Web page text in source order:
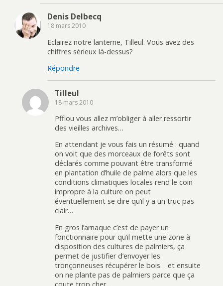
Denis Delbecq
18 mars 2010
Eclairez notre lanterne, Tilleul. Vous avez des
chiffres sérieux là-dessus?
Répondre
Tilleul
18 mars 2010
Pffiou vous allez m’obliger à aller ressortir
des vieilles archives…
En attendant je vous fais un résumé : quand
on voit que des morceaux de forêts sont
déclarés comme pouvant être transformé
en plantation d’huile de palme alors que les
conditions climatiques locales rend le coin
impropre à la culture on peut
éventuellement se dire qu’il y a un truc pas
clair…
En gros l’arnaque c’est de payer un
fonctionnaire pour qu’il mette une zone à
disposition des cultures de palmiers, ça
permet de justifier d’envoyer les
tronçonneuses récupérer le bois… et ensuite
on ne plante pas de palmiers parce que ça
coute trop cher…